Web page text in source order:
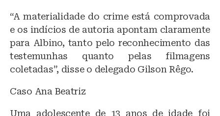
“A materialidade do crime está comprovada
e os indícios de autoria apontam claramente
para Albino, tanto pelo reconhecimento das
testemunhas quanto pelas filmagens
coletadas”, disse o delegado Gilson Rêgo.
Caso Ana Beatriz
Uma adolescente de 13 anos de idade foi